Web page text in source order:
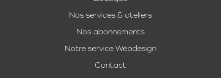
Nos services & ateliers
Nos abonnements
Notre service Webdesign
Contact